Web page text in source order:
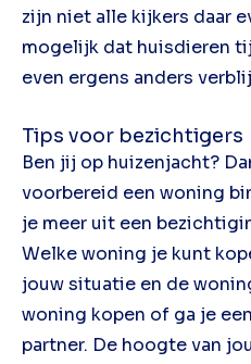
zijn niet alle kijkers daar
mogelijk dat huisdieren
even ergens anders
Tips voor bezichtigers
Ben jij op huizenjacht?
voorbereid een woning
je meer uit een
Welke woning je kunt
jouw situatie en de
woning kopen of ga je
partner. De hoogte van